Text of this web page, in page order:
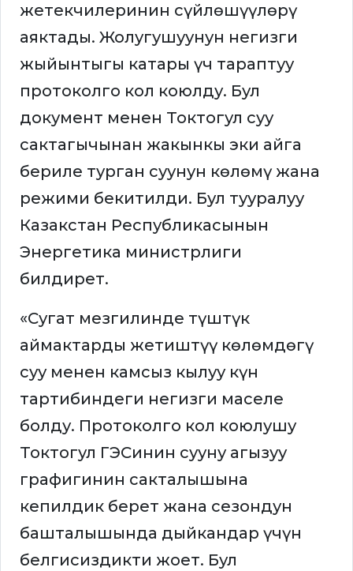
жетекчилеринин сүйлөшүүлөрү
аяктады. Жолугушуунун негизги
жыйынтыгы катары үч тараптуу
протоколго кол коюлду. Бул
документ менен Токтогул суу
сактагычынан жакынкы эки айга
бериле турган суунун көлөмү жана
режими бекитилди. Бул тууралуу
Казакстан Республикасынын
Энергетика министрлиги
билдирет.
«Сугат мезгилинде түштүк
аймактарды жетиштүү көлөмдөгү
суу менен камсыз кылуу күн
тартибиндеги негизги маселе
болду. Протоколго кол коюлушу
Токтогул ГЭСинин сууну агызуу
графигинин сакталышына
кепилдик берет жана сезондун
башталышында дыйкандар үчүн
белгисиздикти жоет. Бул